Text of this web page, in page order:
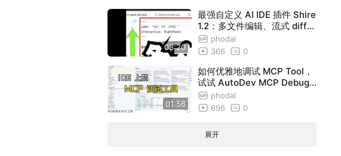
03:20
最强自定义 AI IDE 插件 Shire
1.2：多文件编辑、流式 diff、
半自动代码 diff、代码即代码
展示
phodal
366
0
01:56
如何优雅地调试 MCP Tool，
试试 AutoDev MCP Debugg
er phodal
696
0
展开